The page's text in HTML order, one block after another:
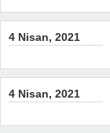
4 Nisan, 2021
4 Nisan, 2021